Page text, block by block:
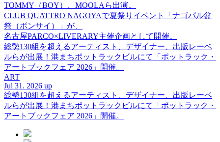
TOMMY（BOY）、MOOLAら出演。
CLUB QUATTRO NAGOYAで夏祭りイベント「ナゴパル盆
祭（ボンサイ）」が、
名古屋PARCO×LIVERARY主催企画として開催。
総勢130組を超えるアーティスト、デザイナー、出版レーベ
ルらが出展！港まちポットラックビルにて「ポットラック・
アートブックフェア 2026」開催。
ART
Jul 31. 2026 up
総勢130組を超えるアーティスト、デザイナー、出版レーベ
ルらが出展！港まちポットラックビルにて「ポットラック・
アートブックフェア 2026」開催。